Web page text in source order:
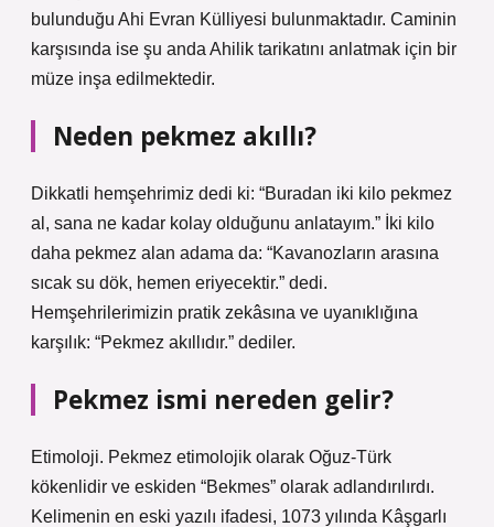
bulunduğu Ahi Evran Külliyesi bulunmaktadır. Caminin
karşısında ise şu anda Ahilik tarikatını anlatmak için bir
müze inşa edilmektedir.
Neden pekmez akıllı?
Dikkatli hemşehrimiz dedi ki: “Buradan iki kilo pekmez
al, sana ne kadar kolay olduğunu anlatayım.” İki kilo
daha pekmez alan adama da: “Kavanozların arasına
sıcak su dök, hemen eriyecektir.” dedi.
Hemşehrilerimizin pratik zekâsına ve uyanıklığına
karşılık: “Pekmez akıllıdır.” dediler.
Pekmez ismi nereden gelir?
Etimoloji. Pekmez etimolojik olarak Oğuz-Türk
kökenlidir ve eskiden “Bekmes” olarak adlandırılırdı.
Kelimenin en eski yazılı ifadesi, 1073 yılında Kâşgarlı